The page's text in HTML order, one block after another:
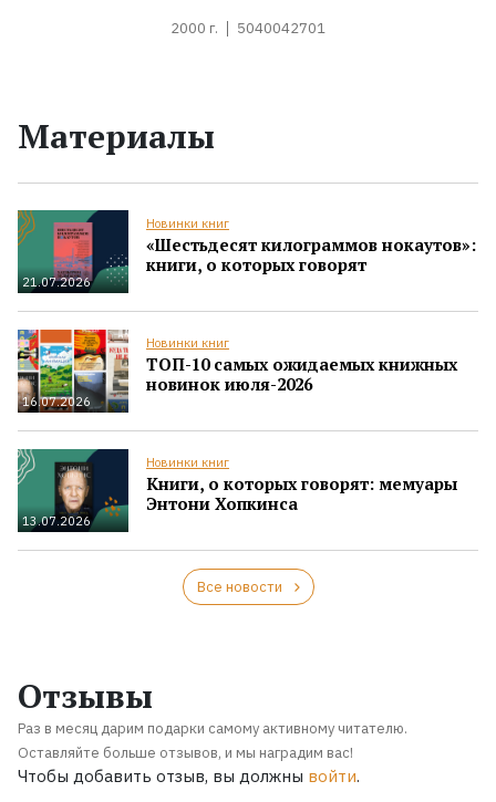
2000 г. 5040042701
Материалы
21.07.2026
Новинки книг
«Шестьдесят килограммов нокаутов»:
книги, о которых говорят
16.07.2026
Новинки книг
ТОП-10 самых ожидаемых книжных
новинок июля-2026
13.07.2026
Новинки книг
Книги, о которых говорят: мемуары
Энтони Хопкинса
Все новости
Отзывы
Раз в месяц дарим подарки самому активному читателю.
Оставляйте больше отзывов, и мы наградим вас!
Чтобы добавить отзыв, вы должны войти.